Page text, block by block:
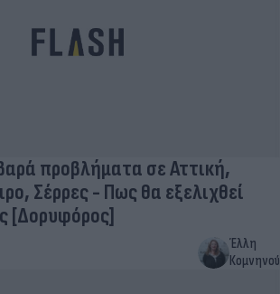
προβλήματα σε Αττική,
Σέρρες - Πως θα εξελιχθεί
[Δορυφόρος]
Έλλη
Κομνηνού